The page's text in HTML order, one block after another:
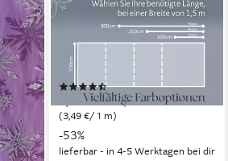
JIREX TRADING COMPANY
Stoff Chiffon Meterware
150cm .br Dekoration
Bekleidung Abendmode
(3)
3,49 € UVP7,49 €
(3,49 €/ 1 m)
-53%
lieferbar - in 4-5 Werktagen bei dir